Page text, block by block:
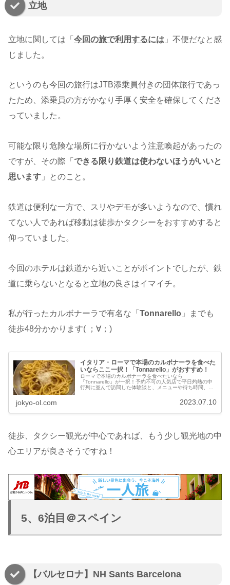
立地
立地に関しては「 今回の旅で利用するには 」不便だなと感
じました。
というのも今回の旅行はJTB添乗員付きの団体旅行であっ
たため、添乗員の方がかなり手厚く安全を確保してくださ
っていました。
可能な限り危険な場所に行かないよう注意喚起があったの
ですが、その際「 できる限り鉄道は使わないほうがいいと
思います 」とのこと。
鉄道は便利な一方で、スリやデモが多いようなので、慣れ
てない人であれば移動は徒歩かタクシーをおすすめすると
仰っていました。
今回のホテルは鉄道から近いことがポイントでしたが、鉄
道に乗らないとなると立地の良さはイマイチ。
私が行ったカルボナーラで有名な「 Tonnarello 」までも
徒歩48分かかります( ；∀；)
イタリア・ローマで本場のカルボナーラを食べた
いならここ一択！「Tonnarello」がおすすめ！
ローマで本場のカルボナーラを食べたいなら
『Tonnarello』が一択！予約不可の人気店で平日灼熱の中
行列に並んで訪問した体験談と、メニューや待ち時間、味
jokyo-ol.com 2023.07.10
徒歩、タクシー観光が中心であれば、もう少し観光地の中
心エリアが良さそうですね！
5、6泊目＠スペイン
【バルセロナ】NH Sants Barcelona